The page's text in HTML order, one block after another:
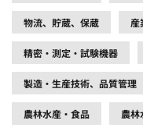
物流、貯蔵、保蔵 産
精密・測定・試験機器
製造・生産技術、品質管理
農林水産・食品 農林